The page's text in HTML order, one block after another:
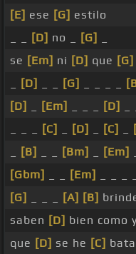
[E] ese [G] estilo
[D] no _ [G]
se [Em] ni [D] que [G]
[D] [G]
[D]
[Em] [D]
[C] [D] [C]
[B] [Bm] [Em]
[Gbm]
[Em]
[G]
[A] [B]
saben [D] bien como
que [D] se he [C]